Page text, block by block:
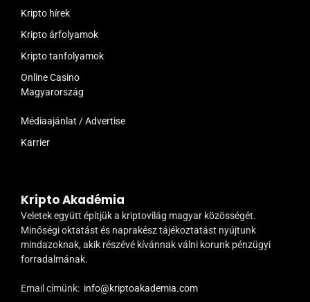
Kripto hírek
Kripto árfolyamok
Kripto tanfolyamok
Online Casino
Magyarország
Médiaajánlat / Advertise
Karrier
Kripto Akadémia
Veletek együtt építjük a kriptovilág magyar közösségét.
Minőségi oktatást és naprakész tájékoztatást nyújtunk
mindazoknak, akik részévé kívánnak válni korunk pénzügyi
forradalmának.
Email címünk: info@kriptoakademia.com